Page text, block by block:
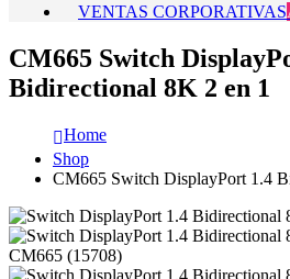
VENTAS CORPORATIVAS
CM665 Switch
Bidirectional 8K 2 en 1
Home
Shop
CM665 Switch DisplayPort 1.4